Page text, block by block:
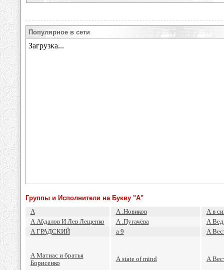
Популярное в сети
Группы и Исполнители на Букву "А"
А
А .Новиков
А в
А Абдалов И Лев Лещенко
А .Пугачёва
А
А ГРАДСКИЙ
а 9 А
А Матиас и братья
Борисенко
А state of mind А